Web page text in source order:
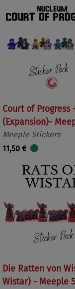
Court of Progress
(Expansion)-
Meeple Stickers
11,50 €
Die Ratten von
Wistar) - Meeple